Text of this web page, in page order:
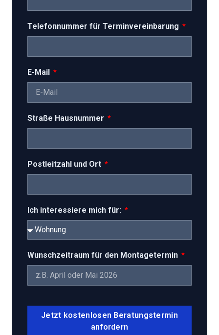
Telefonnummer für Terminvereinbarung
E-Mail
Straße Hausnummer
Postleitzahl und Ort
Ich interessiere mich für:
Wunschzeitraum für den Montagetermin
Jetzt kostenlosen Beratungstermin
anfordern